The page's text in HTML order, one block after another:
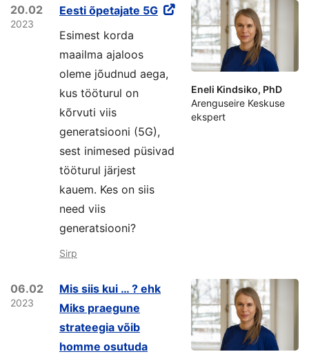
20.02
2023
Eesti õpetajate 5G
Esimest korda
maailma ajaloos
oleme jõudnud aega,
kus tööturul on
kõrvuti viis
generatsiooni (5G),
sest inimesed püsivad
tööturul järjest
kauem. Kes on siis
need viis
generatsiooni?
Sirp
Eneli Kindsiko, PhD
Arenguseire Keskuse
ekspert
06.02
2023
Mis siis kui … ? ehk
Miks praegune
strateegia võib
homme osutuda